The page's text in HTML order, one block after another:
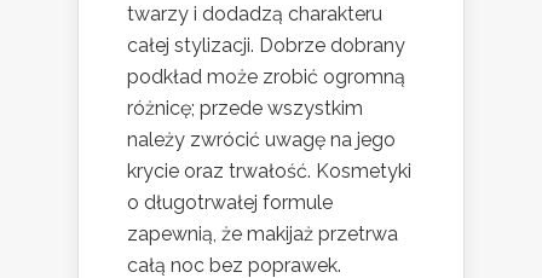
twarzy i dodadzą charakteru
całej stylizacji. Dobrze dobrany
podkład może zrobić ogromną
różnicę; przede wszystkim
należy zwrócić uwagę na jego
krycie oraz trwałość. Kosmetyki
o długotrwałej formule
zapewnią, że makijaż przetrwa
całą noc bez poprawek.